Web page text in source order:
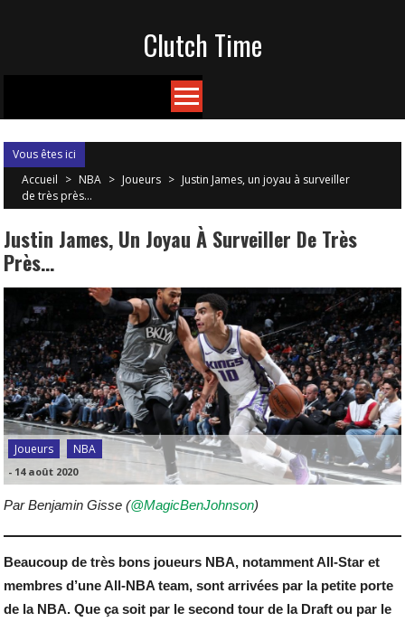
Clutch Time
Vous êtes ici
Accueil > NBA > Joueurs > Justin James, un joyau à surveiller
de très près…
Justin James, Un Joyau À Surveiller De Très
Près…
Joueurs NBA
- 14 août 2020
Par Benjamin Gisse (@MagicBenJohnson)
Beaucoup de très bons joueurs NBA, notamment All-Star et
membres d’une All-NBA team, sont arrivées par la petite porte
de la NBA. Que ça soit par le second tour de la Draft ou par le